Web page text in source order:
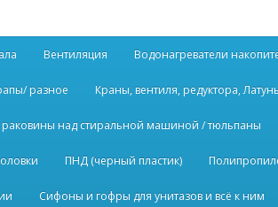
Вентиляция Водонагреватели
разное Краны, вентиля, редуктора,
раковины над стиральной машиной / тюльпаны
ПНД (черный пластик)
Сифоны и гофры для унитазов и всё к ним